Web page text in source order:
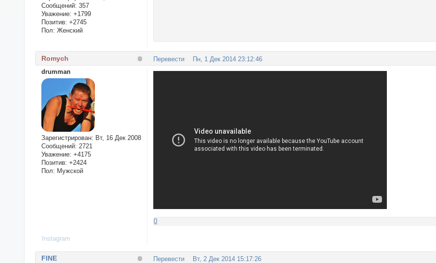
Сообщений: 357
Уважение: +1799
Позитив: +2745
Пол: Женский
Перевести Пн, 1 Дек 2014 23:12:46
Romych
drumman
Зарегистрирован: Вт, 16 Дек 2008
Сообщений: 2721
Уважение: +4175
Позитив: +2424
Пол: Мужской
0
Instagram
Перевести Вт, 2 Дек 2014 15:17:26
FINE